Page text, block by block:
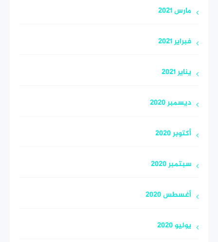
مارس 2021
فبراير 2021
يناير 2021
ديسمبر 2020
أكتوبر 2020
سبتمبر 2020
أغسطس 2020
يوليو 2020